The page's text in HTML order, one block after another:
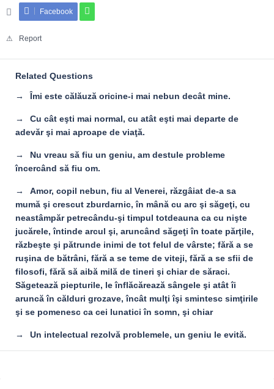
Facebook
Report
Related Questions
Îmi este călăuză oricine-i mai nebun decât mine.
Cu cât eşti mai normal, cu atât eşti mai departe de
adevăr şi mai aproape de viaţă.
Nu vreau să fiu un geniu, am destule probleme
încercând să fiu om.
Amor, copil nebun, fiu al Venerei, răzgâiat de-a sa
mumă şi crescut zburdarnic, în mână cu arc şi săgeţi, cu
neastâmpăr petrecându-şi timpul totdeauna ca cu nişte
jucărele, întinde arcul şi, aruncând săgeţi în toate părţile,
răzbeşte şi pătrunde inimi de tot felul de vârste; fără a se
ruşina de bătrâni, fără a se teme de viteji, fără a se sfii de
filosofi, fără să aibă milă de tineri şi chiar de săraci.
Săgetează piepturile, le înflăcărează sângele şi atât îi
aruncă în călduri grozave, încât mulţi îşi smintesc simţirile
şi se pomenesc ca cei lunatici în somn, şi chiar
Un intelectual rezolvă problemele, un geniu le evită.